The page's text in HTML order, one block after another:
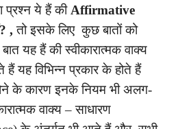
प्रश्न ये हैं की Affirmative
, तो इसके लिए कुछ बातों को
यह हैं की स्वीकारात्मक वाक्य
हैं यह विभिन्न प्रकार के होते हैं
के कारण इनके नियम भी अलग-
वाक्य – साधारण